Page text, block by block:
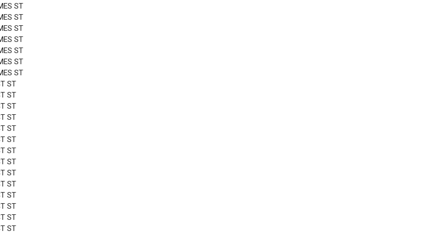
ST
ST
ST
ST
ST
ST
ST
ST
ST
ST
ST
ST
ST
ST
ST
ST
ST
ST
ST
ST
ST